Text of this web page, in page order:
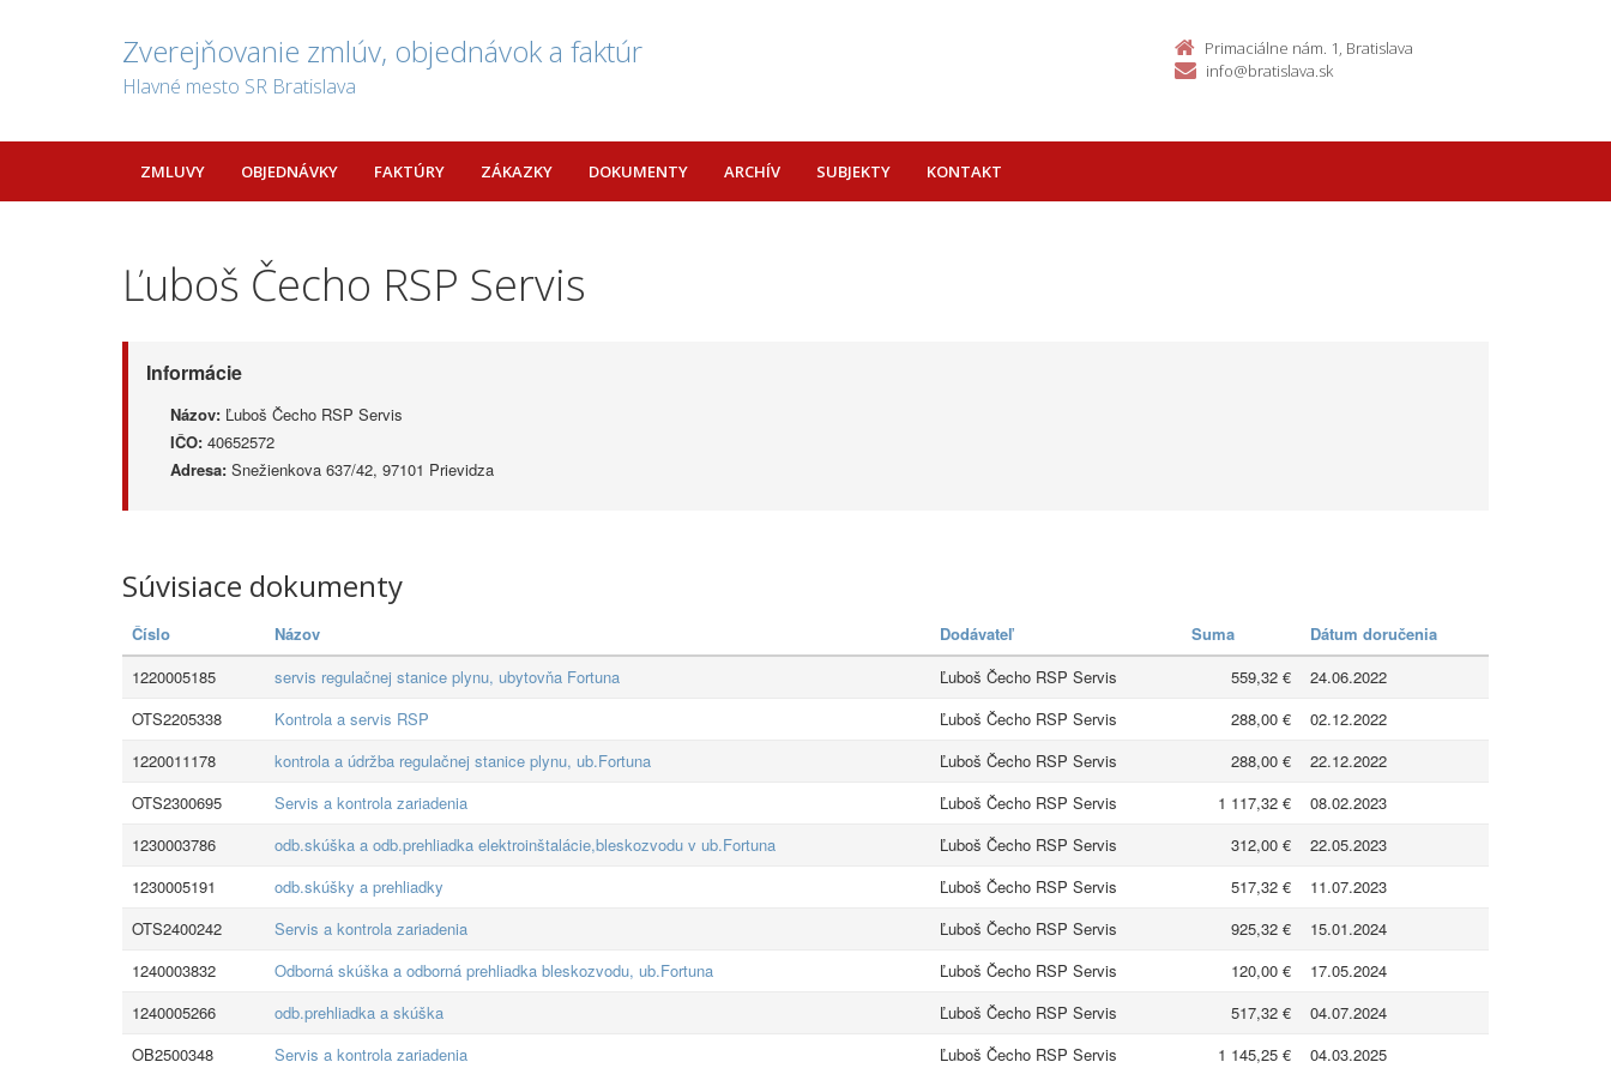
Zverejňovanie zmlúv, objednávok a faktúr
Hlavné mesto SR Bratislava
Primaciálne nám. 1, Bratislava
info@bratislava.sk
ZMLUVY OBJEDNÁVKY FAKTÚRY ZÁKAZKY DOKUMENTY ARCHÍV SUBJEKTY KONTAKT
Ľuboš Čecho RSP Servis
Informácie
Názov: Ľuboš Čecho RSP Servis
IČO: 40652572
Adresa: Snežienkova 637/42, 97101 Prievidza
Súvisiace dokumenty
Číslo Názov Dodávateľ Suma
Dátum doručenia
1220005185
servis regulačnej stanice plynu, ubytovňa Fortuna Ľuboš Čecho RSP Servis 559,32 €
24.06.2022
OTS2205338
Kontrola a servis RSP Ľuboš Čecho RSP Servis 288,00 €
02.12.2022
1220011178
kontrola a údržba regulačnej stanice plynu, ub.Fortuna Ľuboš Čecho RSP Servis 288,00 €
22.12.2022
OTS2300695
Servis a kontrola zariadenia Ľuboš Čecho RSP Servis 1 117,32 €
08.02.2023
1230003786
odb.skúška a odb.prehliadka elektroinštalácie,bleskozvodu v ub.Fortuna Ľuboš Čecho RSP Servis 312,00 €
22.05.2023
1230005191
odb.skúšky a prehliadky Ľuboš Čecho RSP Servis 517,32 €
11.07.2023
OTS2400242
Servis a kontrola zariadenia Ľuboš Čecho RSP Servis 925,32 €
15.01.2024
1240003832
Odborná skúška a odborná prehliadka bleskozvodu, ub.Fortuna Ľuboš Čecho RSP Servis 120,00 €
17.05.2024
1240005266
odb.prehliadka a skúška Ľuboš Čecho RSP Servis 517,32 €
04.07.2024
OB2500348
Servis a kontrola zariadenia Ľuboš Čecho RSP Servis 1 145,25 € 04.03.2025